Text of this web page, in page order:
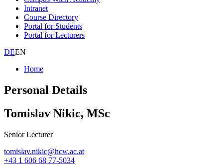
Intranet
Course Directory
Portal for Students
Portal for Lecturers
DEEN
Home
Personal Details
Tomislav Nikic, MSc
Senior Lecturer
tomislav.nikic@hcw.ac.at
+43 1 606 68 77-5034